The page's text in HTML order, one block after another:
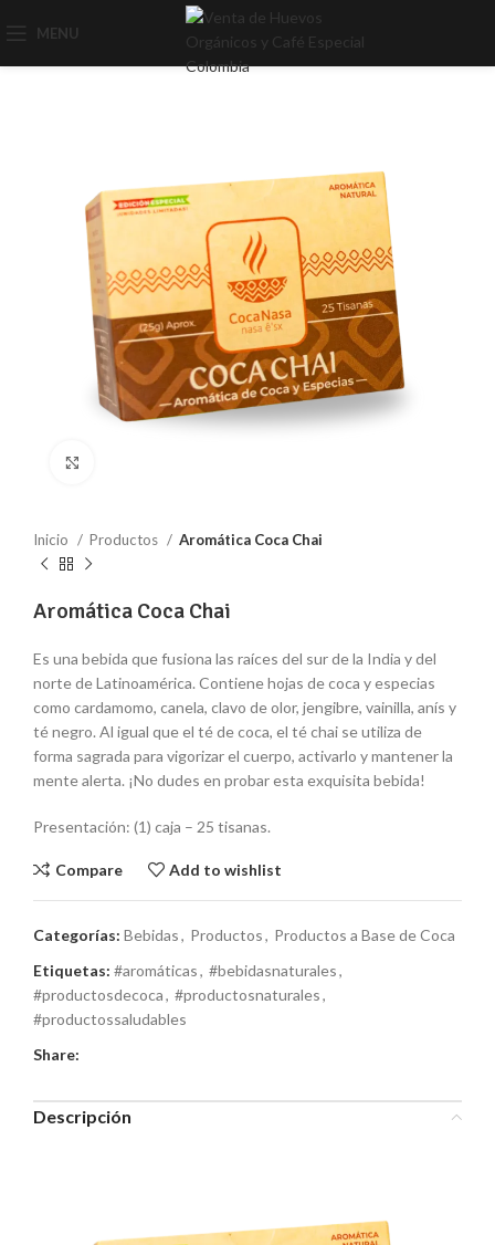
MENU
Inicio Productos Aromática Coca Chai
Aromática Coca Chai
Es una bebida que fusiona las raíces del sur de la India y del
norte de Latinoamérica. Contiene hojas de coca y especias
como cardamomo, canela, clavo de olor, jengibre, vainilla, anís y
té negro. Al igual que el té de coca, el té chai se utiliza de
forma sagrada para vigorizar el cuerpo, activarlo y mantener la
mente alerta. ¡No dudes en probar esta exquisita bebida!
Presentación: (1) caja – 25 tisanas.
Compare Add to wishlist
Categorías: Bebidas, Productos, Productos a Base de Coca
Etiquetas: #aromáticas, #bebidasnaturales,
#productosdecoca, #productosnaturales,
#productossaludables
Share:
Descripción